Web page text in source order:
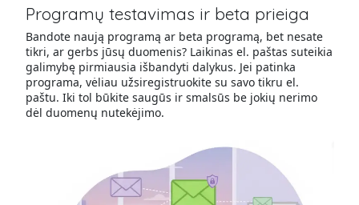
Programų testavimas ir beta prieiga
Bandote naują programą ar beta programą, bet nesate
tikri, ar gerbs jūsų duomenis? Laikinas el. paštas suteikia
galimybę pirmiausia išbandyti dalykus. Jei patinka
programa, vėliau užsiregistruokite su savo tikru el.
paštu. Iki tol būkite saugūs ir smalsūs be jokių nerimo
dėl duomenų nutekėjimo.